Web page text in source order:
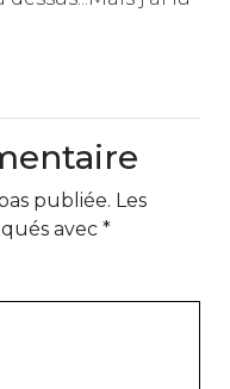
publiée. Les
avec *